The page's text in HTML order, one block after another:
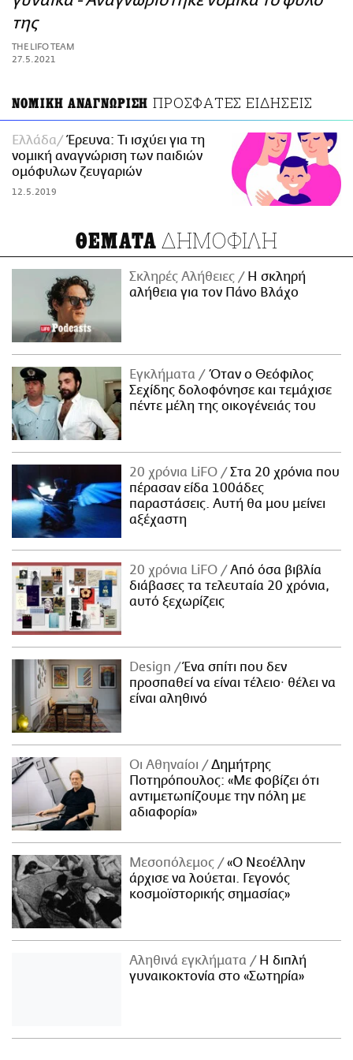
ΑΜΠΑ
PRINT
της
THE LIFO TEAM
27.5.2021
ΝΟΜΙΚΗ ΑΝΑΓΝΩΡΙΣΗ ΠΡΟΣΦΑΤΕΣ ΕΙΔΗΣΕΙΣ
Ελλάδα
Έρευνα: Τι ισχύει για τη
νομική αναγνώριση των παιδιών
ομόφυλων ζευγαριών
12.5.2019
ΘΕΜΑΤΑ ΔΗΜΟΦΙΛΗ
Σκληρές Αλήθειες
H σκληρή
αλήθεια για τον Πάνο Βλάχο
Εγκλήματα
Όταν ο Θεόφιλος
Σεχίδης δολοφόνησε και τεμάχισε
πέντε μέλη της οικογένειάς του
20 χρόνια LiFO
Στα 20 χρόνια που
πέρασαν είδα 100άδες
παραστάσεις. Αυτή θα μου μείνει
αξέχαστη
20 χρόνια LiFO
Από όσα βιβλία
διάβασες τα τελευταία 20 χρόνια,
αυτό ξεχωρίζεις
Design
Ένα σπίτι που δεν
προσπαθεί να είναι τέλειο· θέλει να
είναι αληθινό
Οι Αθηναίοι
Δημήτρης
Ποτηρόπουλος: «Με φοβίζει ότι
αντιμετωπίζουμε την πόλη με
αδιαφορία»
Μεσοπόλεμος
«Ο Νεοέλλην
άρχισε να λούεται. Γεγονός
κοσμοϊστορικής σημασίας»
Αληθινά εγκλήματα
Η διπλή
γυναικοκτονία στο «Σωτηρία»